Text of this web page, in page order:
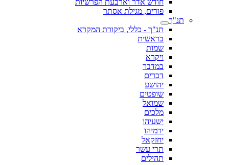
חודש אדר וארבעת הפרשיות
פורים, מגילת אסתר
תנ"ך
תנ"ך - כללי, ביקורת המקרא
בראשית
שמות
ויקרא
במדבר
דברים
יהושע
שופטים
שמואל
מלכים
ישעיהו
ירמיהו
יחזקאל
תרי עשר
תהילים